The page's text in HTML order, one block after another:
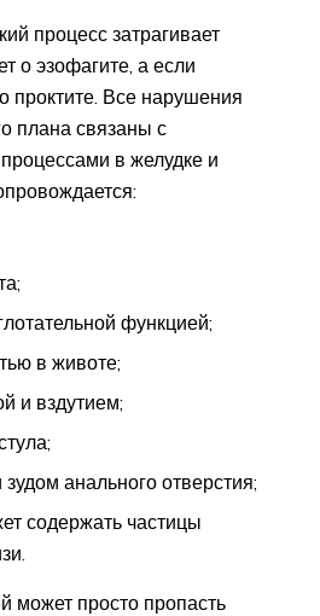
процесс затрагивает
о эзофагите, а если
Все нарушения
плана связаны с
в желудке и
функцией;
в животе;
и вздутием;
анального отверстия;
содержать частицы
может просто пропасть